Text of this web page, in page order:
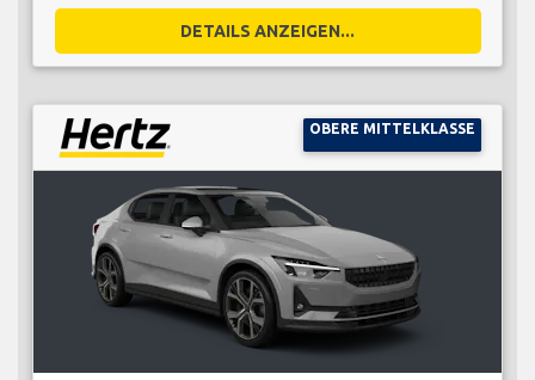
DETAILS ANZEIGEN...
OBERE MITTELKLASSE